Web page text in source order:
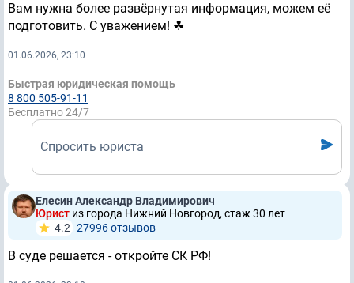
Вам нужна более развёрнутая информация, можем её
подготовить. С уважением! ☘
01.06.2026, 23:10
Быстрая юридическая помощь
8 800 505-91-11
Бесплатно 24/7
Спросить юриста
Елесин Александр Владимирович
Юрист из города Нижний Новгород, стаж 30 лет
4.2 27996 отзывов
В суде решается - откройте СК РФ!